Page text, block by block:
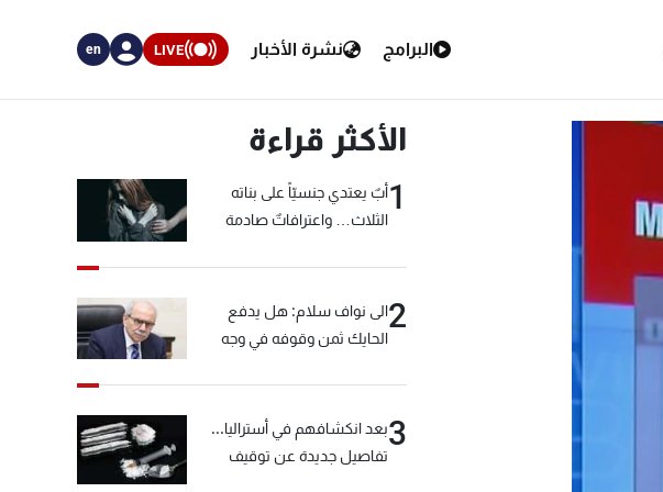
البرامج نشرة الأخبار LIVE
en
الأكثر قراءة
1أبٌ يعتدي جنسيّاً على بناته
الثلاث… واعترافاتٌ صادمة
2الى نواف سلام: هل يدفع
الحايك ثمن وقوفه في وجه
3بعد انكشافهم في أستراليا...
تفاصيل جديدة عن توقيف